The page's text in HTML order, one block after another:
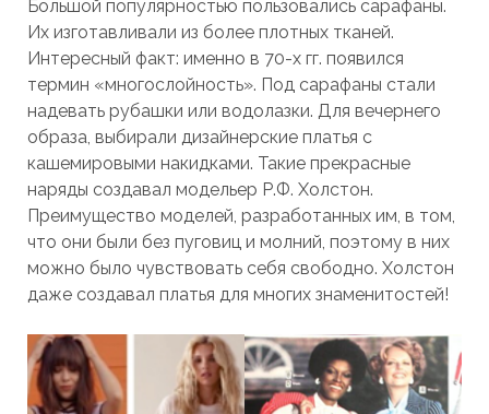
Большой популярностью пользовались сарафаны.
Их изготавливали из более плотных тканей.
Интересный факт: именно в 70-х гг. появился
термин «многослойность». Под сарафаны стали
надевать рубашки или водолазки. Для вечернего
образа, выбирали дизайнерские платья с
кашемировыми накидками. Такие прекрасные
наряды создавал модельер Р.Ф. Холстон.
Преимущество моделей, разработанных им, в том,
что они были без пуговиц и молний, поэтому в них
можно было чувствовать себя свободно. Холстон
даже создавал платья для многих знаменитостей!